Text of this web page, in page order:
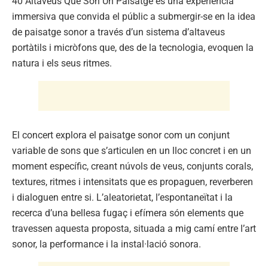
immersiva que convida el públic a submergir-se en la idea
de paisatge sonor a través d’un sistema d’altaveus
portàtils i micròfons que, des de la tecnologia, evoquen la
natura i els seus ritmes.
El concert explora el paisatge sonor com un conjunt
variable de sons que s’articulen en un lloc concret i en un
moment específic, creant núvols de veus, conjunts corals,
textures, ritmes i intensitats que es propaguen, reverberen
i dialoguen entre si. L’aleatorietat, l’espontaneïtat i la
recerca d’una bellesa fugaç i efímera són elements que
travessen aquesta proposta, situada a mig camí entre l’art
sonor, la performance i la instal·lació sonora.